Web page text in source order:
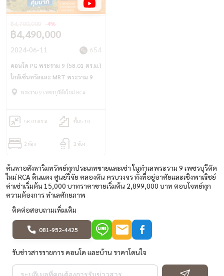
฿4,490,000
-4%
2024-06-11 654
คอนโด PG พระราม 9 (58.01 ตร.ม.)
ใกล้เซ็นทรัลและ MRT พระราม 9
พระราม 9 เพชรบุรีตัดใหม่ RCA
58.01 ตร.ม. ชั้น5-10
2 ห้อง 2 ห้อง
ค้นหาอสังหาริมทรัพย์ทุกประเภทขายและเช่า ในทำเลพระราม 9 เพชรบุรีตัด
ใหม่ RCA ดินแดง ศูนย์วิจัย คลองตัน ครบวงจร ทั้งที่อยู่อาศัยและเชิงพาณิชย์
ค่าเช่าเริ่มต้น 15,000 บาทราคาขายเริ่มต้น 2,899,000 บาท ตอบโจทย์ทุก
ความต้องการ ทำเลศักยภาพ
ติดต่อสอบถามเพิ่มเติม
081-952-4425
รับข่าวสารรายการ คอนโด และบ้าน ราคาโดนใจ